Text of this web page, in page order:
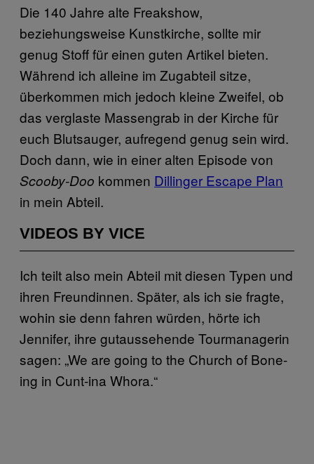
Die 140 Jahre alte Freakshow,
beziehungsweise Kunstkirche, sollte mir
genug Stoff für einen guten Artikel bieten.
Während ich alleine im Zugabteil sitze,
überkommen mich jedoch kleine Zweifel, ob
das verglaste Massengrab in der Kirche für
euch Blutsauger, aufregend genug sein wird.
Doch dann, wie in einer alten Episode von
Scooby-Doo kommen Dillinger Escape Plan
in mein Abteil.
VIDEOS BY VICE
Ich teilt also mein Abteil mit diesen Typen und
ihren Freundinnen. Später, als ich sie fragte,
wohin sie denn fahren würden, hörte ich
Jennifer, ihre gutaussehende Tourmanagerin
sagen: „We are going to the Church of Bone-
ing in Cunt-ina Whora.“